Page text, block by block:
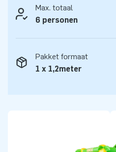
Op zoek naar een
grote Glijbaan? Bestel
Een professioneel
JB Inflatables makkelijk en
Multi Slide springkasteel
Multi Slide attractie toe aan je
direct af. Binnen een paar
zit 5 jaar garantie op. Dus koop
Max. totaal
6 personen
Pakket formaat
1 x 1,2meter